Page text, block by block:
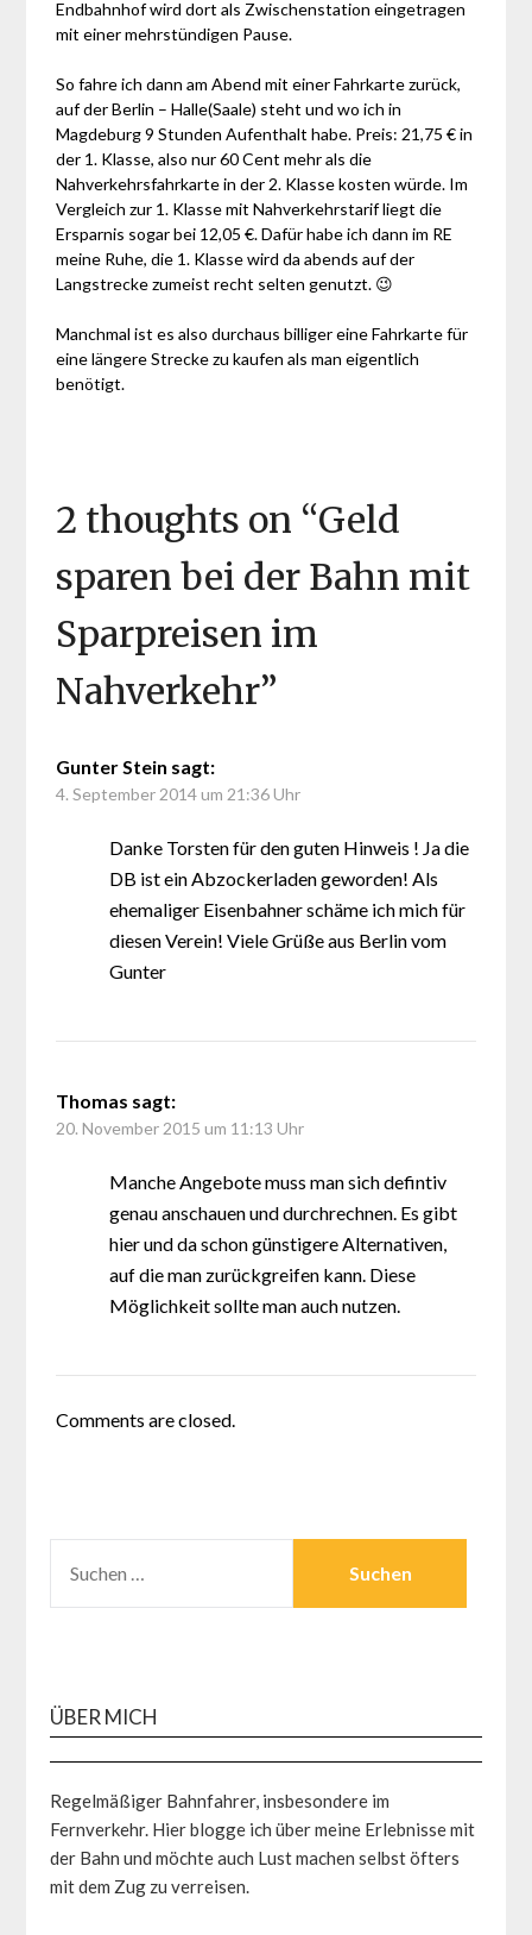
Endbahnhof wird dort als Zwischenstation eingetragen
mit einer mehrstündigen Pause.
So fahre ich dann am Abend mit einer Fahrkarte zurück,
auf der Berlin – Halle(Saale) steht und wo ich in
Magdeburg 9 Stunden Aufenthalt habe. Preis: 21,75 € in
der 1. Klasse, also nur 60 Cent mehr als die
Nahverkehrsfahrkarte in der 2. Klasse kosten würde. Im
Vergleich zur 1. Klasse mit Nahverkehrstarif liegt die
Ersparnis sogar bei 12,05 €. Dafür habe ich dann im RE
meine Ruhe, die 1. Klasse wird da abends auf der
Langstrecke zumeist recht selten genutzt. 😉
Manchmal ist es also durchaus billiger eine Fahrkarte für
eine längere Strecke zu kaufen als man eigentlich
benötigt.
2 thoughts on “Geld
sparen bei der Bahn mit
Sparpreisen im
Nahverkehr”
Gunter Stein sagt:
4. September 2014 um 21:36 Uhr
Danke Torsten für den guten Hinweis ! Ja die
DB ist ein Abzockerladen geworden! Als
ehemaliger Eisenbahner schäme ich mich für
diesen Verein! Viele Grüße aus Berlin vom
Gunter
Thomas sagt:
20. November 2015 um 11:13 Uhr
Manche Angebote muss man sich defintiv
genau anschauen und durchrechnen. Es gibt
hier und da schon günstigere Alternativen,
auf die man zurückgreifen kann. Diese
Möglichkeit sollte man auch nutzen.
Comments are closed.
NACH:
ÜBER MICH
Regelmäßiger Bahnfahrer, insbesondere im
Fernverkehr. Hier blogge ich über meine Erlebnisse mit
der Bahn und möchte auch Lust machen selbst öfters
mit dem Zug zu verreisen.